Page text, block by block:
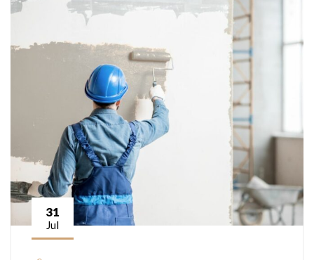
31
Jul